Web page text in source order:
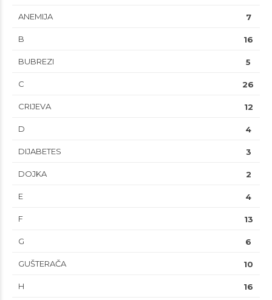
ANEMIJA 7
B 16
BUBREZI 5
C 26
CRIJEVA 12
D 4
DIJABETES 3
DOJKA 2
E 4
F 13
G 6
GUŠTERAČA 10
H 16